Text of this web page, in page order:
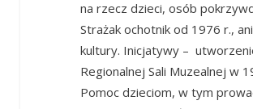
na rzecz dzieci, osób
Strażak ochotnik od 1976 r.,
kultury. Inicjatywy –
Regionalnej Sali Muzealnej w
Pomoc dzieciom, w tym